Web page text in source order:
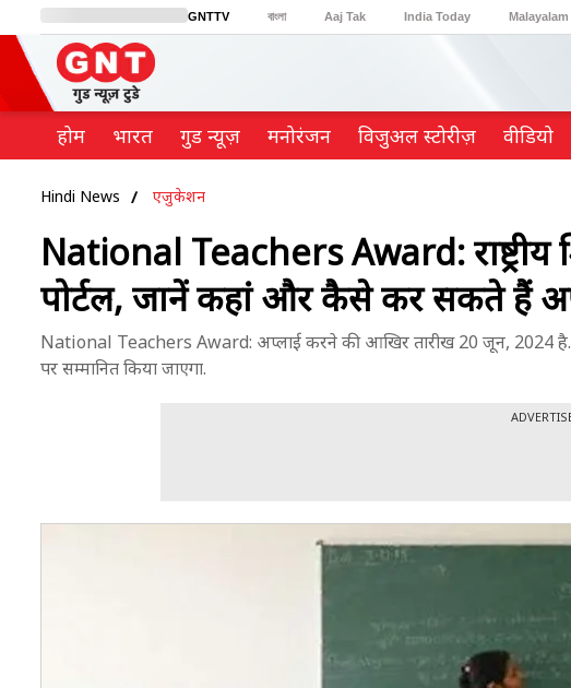
GNTTV বাংলা Aaj Tak India Today Malayalam
BT Bazaar Cosmopolitan
होम भारत गुड न्यूज़ मनोरंजन विजुअल स्टोरीज़ वीडियो
Hindi News एजुकेशन
National Teachers Award:
पोर्टल, जानें कहां और कैसे कर सकते हैं
National Teachers Award: अप्लाई करने की आखिर तारीख 20 जून, 2024 है.
पर सम्मानित किया जाएगा.